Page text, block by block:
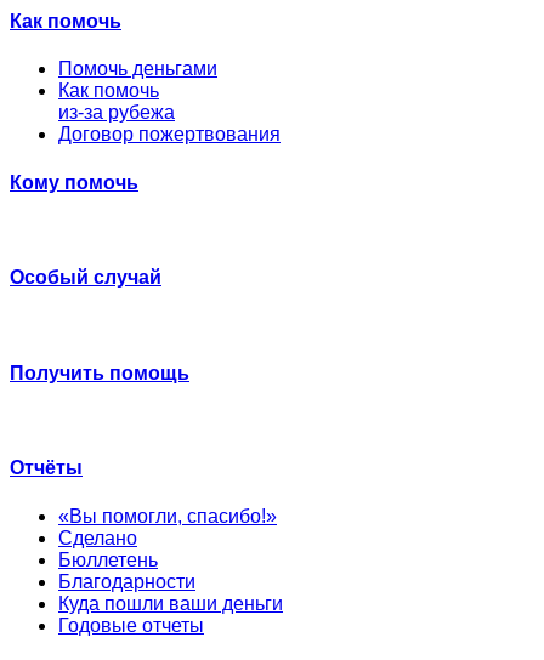
Как помочь
Помочь деньгами
Как помочь
из-за рубежа
Договор пожертвования
Кому помочь
Особый случай
Получить помощь
Отчёты
«Вы помогли, спасибо!»
Сделано
Бюллетень
Благодарности
Куда пошли ваши деньги
Годовые отчеты